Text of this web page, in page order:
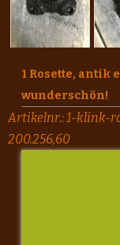
1 Rosette, antik
wunderschön!
Artikelnr.:1-klink-
200.256,60